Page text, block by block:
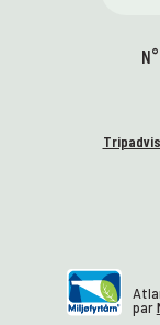
par